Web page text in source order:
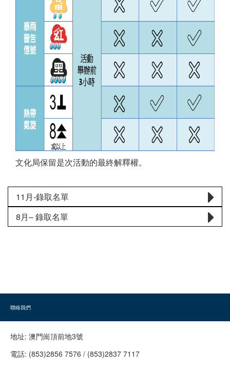
文化局保留是次活動的最終解釋權。
11月-錄取名單
8月– 錄取名單
聯絡我們
地址: 澳門崗頂前地3號
電話: (853)2856 7576 / (853)2837 7117